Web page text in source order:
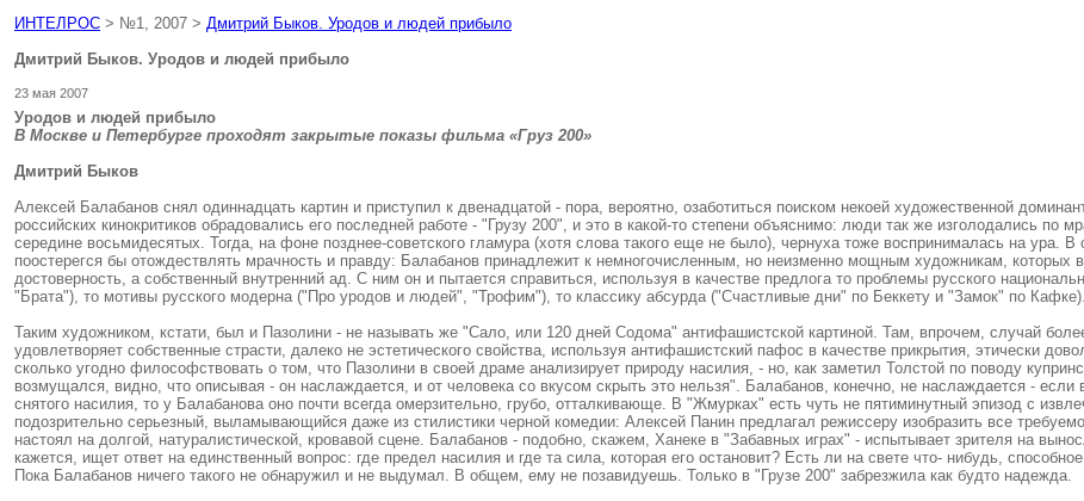
ИНТЕЛРОС > №1, 2007 > Дмитрий Быков. Уродов и людей прибыло
Дмитрий Быков. Уродов и людей прибыло
23 мая 2007
Уродов и людей прибыло
В Москве и Петербурге проходят закрытые показы фильма «Груз 200»
Дмитрий Быков
Алексей Балабанов снял одиннадцать картин и приступил к двенадцатой - пора, вероятно, озаботиться поиском некоей художественной
российских кинокритиков обрадовались его последней работе - "Грузу 200", и это в какой-то степени объяснимо: люди так же изголодались по
середине восьмидесятых. Тогда, на фоне позднее-советского гламура (хотя слова такого еще не было), чернуха тоже воспринималась на ура.
поостерегся бы отождествлять мрачность и правду: Балабанов принадлежит к немногочисленным, но неизменно мощным художникам, которых
достоверность, а собственный внутренний ад. С ним он и пытается справиться, используя в качестве предлога то проблемы русского
"Брата"), то мотивы русского модерна ("Про уродов и людей", "Трофим"), то классику абсурда ("Счастливые дни" по Беккету и "Замок" по Кафке).
Таким художником, кстати, был и Пазолини - не называть же "Сало, или 120 дней Содома" антифашистской картиной. Там, впрочем, случай
удовлетворяет собственные страсти, далеко не эстетического свойства, используя антифашистский пафос в качестве прикрытия, этически
сколько угодно философствовать о том, что Пазолини в своей драме анализирует природу насилия, - но, как заметил Толстой по поводу
возмущался, видно, что описывая - он наслаждается, и от человека со вкусом скрыть это нельзя". Балабанов, конечно, не наслаждается - если
снятого насилия, то у Балабанова оно почти всегда омерзительно, грубо, отталкивающе. В "Жмурках" есть чуть не пятиминутный эпизод с
подозрительно серьезный, выламывающийся даже из стилистики черной комедии: Алексей Панин предлагал режиссеру изобразить все
настоял на долгой, натуралистической, кровавой сцене. Балабанов - подобно, скажем, Ханеке в "Забавных играх" - испытывает зрителя на
кажется, ищет ответ на единственный вопрос: где предел насилия и где та сила, которая его остановит? Есть ли на свете что- нибудь,
Пока Балабанов ничего такого не обнаружил и не выдумал. В общем, ему не позавидуешь. Только в "Грузе 200" забрезжила как будто надежда.